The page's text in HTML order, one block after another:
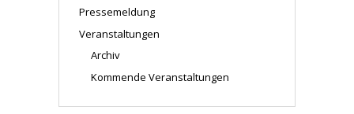
Pressemeldung
Veranstaltungen
Archiv
Kommende Veranstaltungen